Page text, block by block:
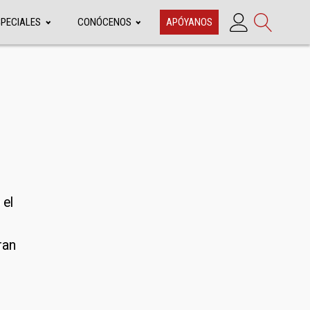
CONÓCENOS APÓYANOS